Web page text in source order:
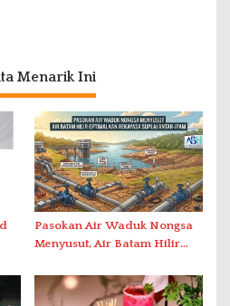
Menarik Ini
Pasokan Air Waduk Nongsa
Menyusut, Air Batam Hilir
Antar-IPAM